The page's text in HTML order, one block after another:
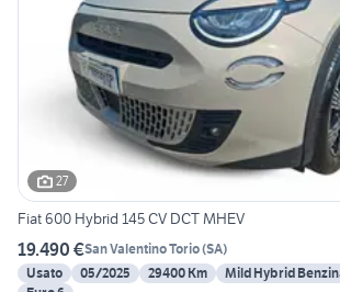
27
Fiat 600 Hybrid 145 CV DCT MHEV
19.490 €San Valentino Torio(SA)
Usato
05/2025 29400 Km Mild Hybrid